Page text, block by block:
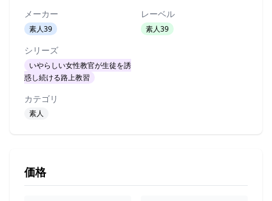
メーカー
素人39
レーベル
素人39
シリーズ
いやらしい女性教官が生徒を誘
惑し続ける路上教習
カテゴリ
素人
価格